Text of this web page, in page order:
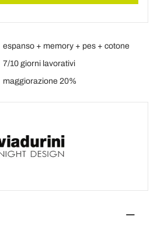
espanso + memory + pes + cotone
7/10 giorni lavorativi
maggiorazione 20%